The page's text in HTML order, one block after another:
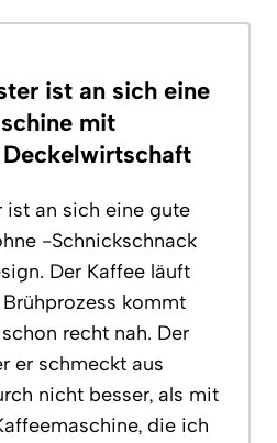
ist an sich eine
mit
ist an sich eine gute
-Schnickschnack
Der Kaffee läuft
kommt
recht nah. Der
er schmeckt aus
nicht besser, als mit
die ich